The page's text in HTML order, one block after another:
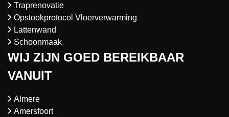
Traprenovatie
Opstookprotocol Vloerverwarming
Lattenwand
Schoonmaak
WIJ ZIJN GOED BEREIKBAAR
VANUIT
Almere
Amersfoort